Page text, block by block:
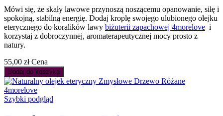
Mówi się, że skały lawowe przynoszą noszącemu opanowanie, siłę i
spokojną, stabilną energię. Dodaj kroplę swojego ulubionego olejku
eterycznego do koralików lawy biżuterii zapachowej 4morelove i
korzystaj z dobroczynnej, aromaterapeutycznej mocy prosto z
natury.
55,00 zł Cena
Dodaj do koszyka
Szybki podgląd